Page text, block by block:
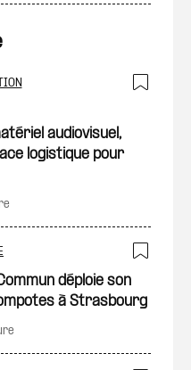
audiovisuel,
logistique pour
déploie son
à Strasbourg